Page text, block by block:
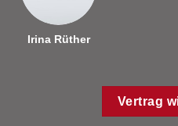
Irina Rüther
Vertrag